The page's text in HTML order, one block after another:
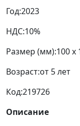
Год:2023
НДС:10%
Размер (мм):100 x
Возраст:от 5 лет
Код:219726
Описание